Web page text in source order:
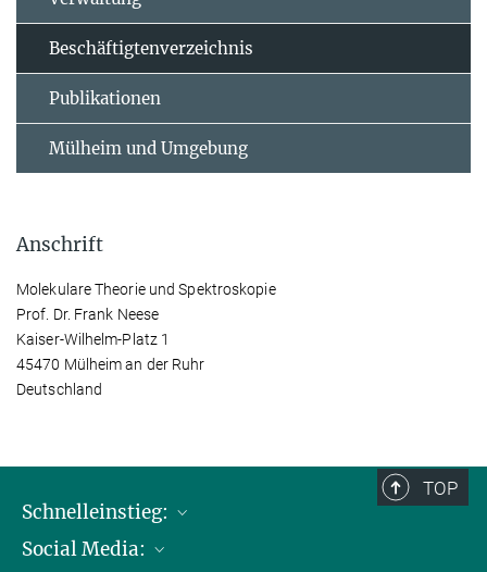
Beschäftigtenverzeichnis
Publikationen
Mülheim und Umgebung
Anschrift
Molekulare Theorie und Spektroskopie
Prof. Dr. Frank Neese
Kaiser-Wilhelm-Platz 1
45470 Mülheim an der Ruhr
Deutschland
TOP
Schnelleinstieg:
Publikationen
Social Media: